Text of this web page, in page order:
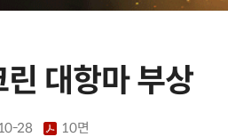
대항마 부상
28 10면